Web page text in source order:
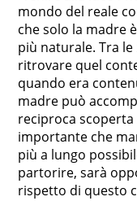
mondo del reale
che solo la madre
più naturale. Tra
ritrovare quel
quando era
madre può
reciproca scoperta
importante che
più a lungo
partorire, sarà
rispetto di questo